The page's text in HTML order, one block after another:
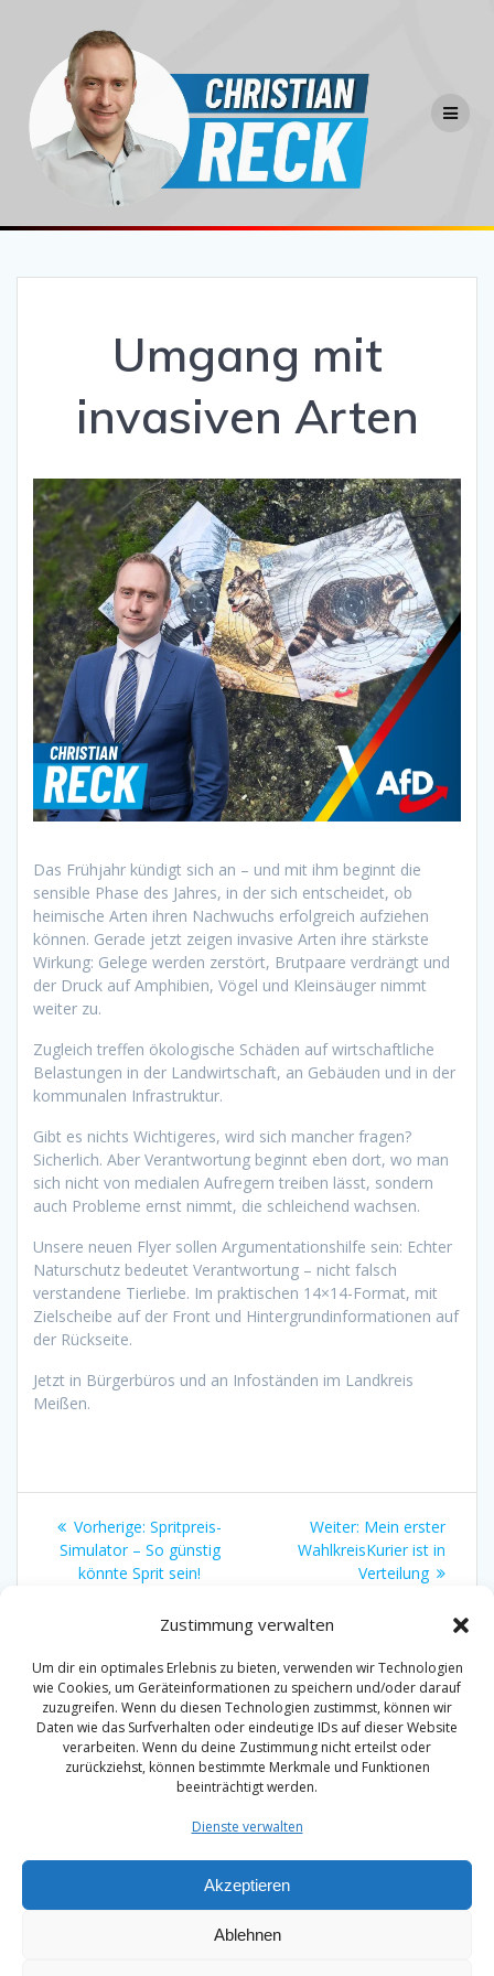
Zustimmung verwalten
Um dir ein optimales Erlebnis zu bieten, verwenden wir Technologien
wie Cookies, um Geräteinformationen zu speichern und/oder darauf
zuzugreifen. Wenn du diesen Technologien zustimmst, können wir
Daten wie das Surfverhalten oder eindeutige IDs auf dieser Website
verarbeiten. Wenn du deine Zustimmung nicht erteilst oder
zurückziehst, können bestimmte Merkmale und Funktionen
beeinträchtigt werden.
Dienste verwalten
Akzeptieren
Ablehnen
Umgang mit
invasiven Arten
Das Frühjahr kündigt sich an – und mit ihm beginnt die
sensible Phase des Jahres, in der sich entscheidet, ob
heimische Arten ihren Nachwuchs erfolgreich aufziehen
können. Gerade jetzt zeigen invasive Arten ihre stärkste
Wirkung: Gelege werden zerstört, Brutpaare verdrängt und
der Druck auf Amphibien, Vögel und Kleinsäuger nimmt
weiter zu.
Zugleich treffen ökologische Schäden auf wirtschaftliche
Belastungen in der Landwirtschaft, an Gebäuden und in der
kommunalen Infrastruktur.
Gibt es nichts Wichtigeres, wird sich mancher fragen?
Sicherlich. Aber Verantwortung beginnt eben dort, wo man
sich nicht von medialen Aufregern treiben lässt, sondern
auch Probleme ernst nimmt, die schleichend wachsen.
Unsere neuen Flyer sollen Argumentationshilfe sein: Echter
Naturschutz bedeutet Verantwortung – nicht falsch
verstandene Tierliebe. Im praktischen 14×14-Format, mit
Zielscheibe auf der Front und Hintergrundinformationen auf
der Rückseite.
Jetzt in Bürgerbüros und an Infoständen im Landkreis
Meißen.
Beitragsnavigation
Vorherige: Vorheriger
Beitrag:
Spritpreis-
Simulator – So günstig
könnte Sprit sein!
Weiter: Nächster
Beitrag:
Mein erster
WahlkreisKurier ist in
Verteilung
Impressum
Datenschutzerklärung